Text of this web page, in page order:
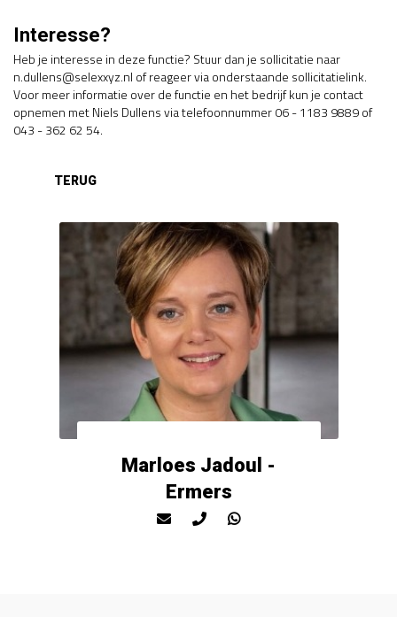
Interesse?
Heb je interesse in deze functie? Stuur dan je sollicitatie naar
n.dullens@selexxyz.nl of reageer via onderstaande sollicitatielink.
Voor meer informatie over de functie en het bedrijf kun je contact
opnemen met Niels Dullens via telefoonnummer 06 - 1183 9889 of
043 - 362 62 54.
Marloes Jadoul -
Ermers